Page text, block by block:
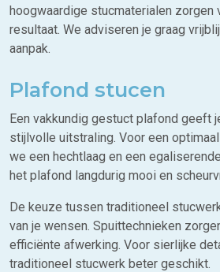
hoogwaardige stucmaterialen zorgen
resultaat. We adviseren je graag
aanpak.
Plafond stucen
Een vakkundig gestuct plafond geeft
stijlvolle uitstraling. Voor een
we een hechtlaag en een
het plafond langdurig mooi en
De keuze tussen traditioneel
van je wensen. Spuittechnieken
efficiënte afwerking. Voor sierlijke
traditioneel stucwerk beter geschikt.